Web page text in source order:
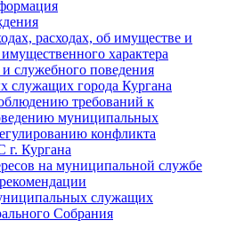
расходах, об имуществе и
имущественного характера
служебного поведения
служащих города Кургана
требований к
муниципальных
конфликта
г. Кургана
на муниципальной службе
служащих
Cобрания